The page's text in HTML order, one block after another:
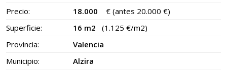
Precio:
18.000 € (antes 20.000 €)
Superficie:
16 m2
(1.125 €/m2)
Provincia:
Valencia
Municipio:
Alzira